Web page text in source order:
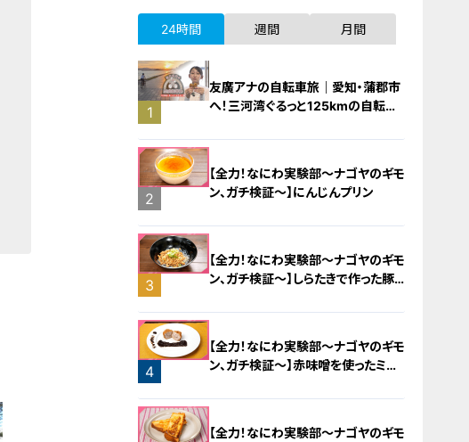
24時間 週間 月間
1
友廣アナの自転車旅｜愛知・蒲郡市
へ！三河湾ぐるっと125kmの自転車
2
【全力！なにわ実験部～ナゴヤのギモ
ン、ガチ検証～】にんじんプリン
3
【全力！なにわ実験部～ナゴヤのギモ
ン、ガチ検証～】しらたきで作った豚
4
【全力！なにわ実験部～ナゴヤのギモ
ン、ガチ検証～】赤味噌を使ったミル
【全力！なにわ実験部～ナゴヤのギモ